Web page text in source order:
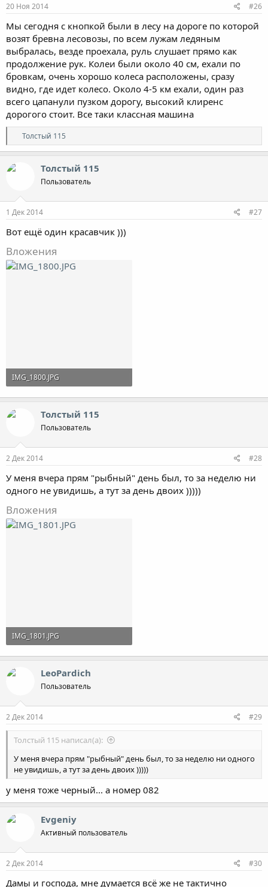
20 Ноя 2014 #26
Мы сегодня с кнопкой были в лесу на дороге по которой
возят бревна лесовозы, по всем лужам ледяным
выбралась, везде проехала, руль слушает прямо как
продолжение рук. Колеи были около 40 см, ехали по
бровкам, очень хорошо колеса расположены, сразу
видно, где идет колесо. Около 4-5 км ехали, один раз
всего цапанули пузком дорогу, высокий клиренс
дорогого стоит. Все таки классная машина
Р
е
а
:
Толстый 115
Толстый 115
Пользователь
1 Дек 2014 #27
Вот ещё один красавчик )))
Вложения
IMG_1800.JPG
190.8 KB · Просмотры: 736
Толстый 115
Пользователь
2 Дек 2014 #28
У меня вчера прям "рыбный" день был, то за неделю ни
одного не увидишь, а тут за день двоих )))))
Вложения
IMG_1801.JPG
93.6 KB · Просмотры: 575
LeoPardich
Пользователь
2 Дек 2014 #29
Толстый 115 написал(а):
У меня вчера прям "рыбный" день был, то за неделю ни одного
не увидишь, а тут за день двоих )))))
у меня тоже черный... а номер 082
Evgeniy
Активный пользователь
2 Дек 2014 #30
Дамы и господа, мне думается всё же не тактично